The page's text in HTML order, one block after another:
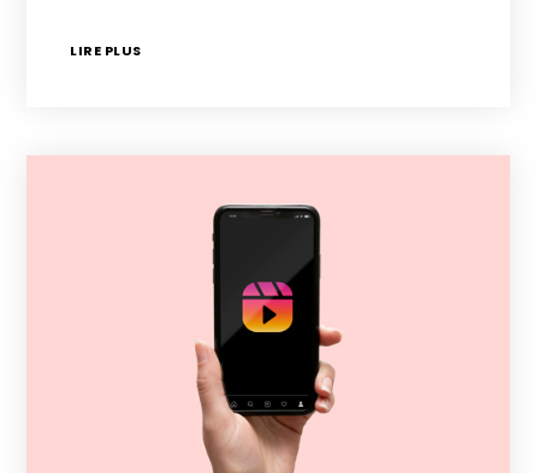
LIRE PLUS